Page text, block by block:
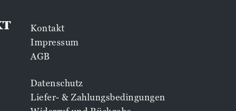
Kontakt
Impressum
AGB
Datenschutz
Liefer- & Zahlungsbedingungen